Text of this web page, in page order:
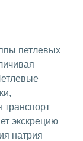
петлевых
транспорт
экскрецию
натрия